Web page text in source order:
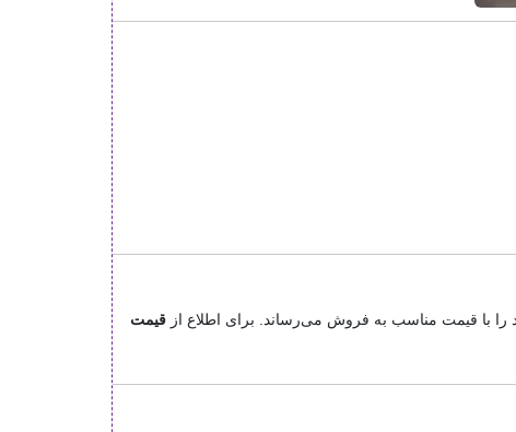
را با قیمت مناسب به فروش می‌رساند. برای اطلاع ازقیمت